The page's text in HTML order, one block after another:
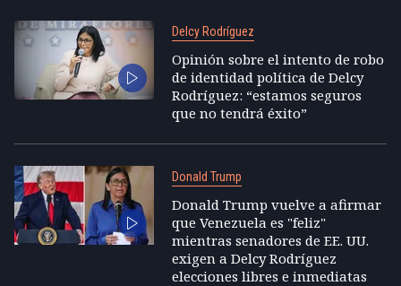
Delcy Rodríguez
Opinión sobre el intento de robo
de identidad política de Delcy
Rodríguez: “estamos seguros
que no tendrá éxito”
Donald Trump
Donald Trump vuelve a afirmar
que Venezuela es "feliz"
mientras senadores de EE. UU.
exigen a Delcy Rodríguez
elecciones libres e inmediatas